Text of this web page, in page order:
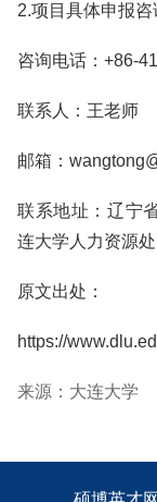
2.项目具体申报
咨询电话：+86-
联系人：王老师
邮箱：
联系地址：辽宁
连大学人力资源
原文出处：
https://
来源：大连大学